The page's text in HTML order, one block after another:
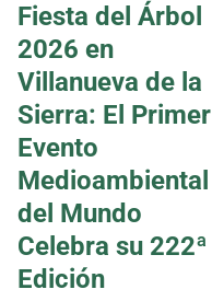
Fiesta del Árbol
2026 en
Villanueva de la
Sierra: El Primer
Evento
Medioambiental
del Mundo
Celebra su 222ª
Edición